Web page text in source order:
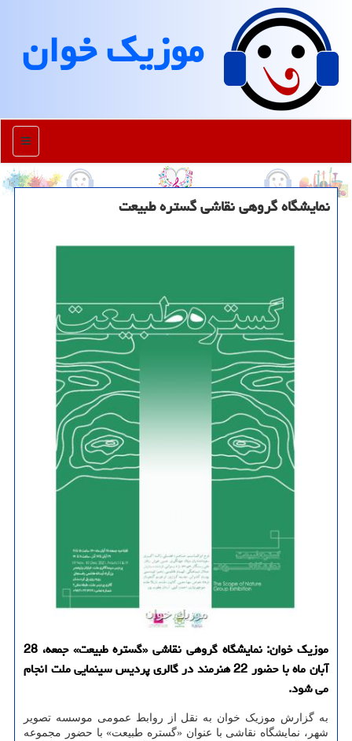
موزیك خوان
منو
نمایشگاه گروهی نقاشی گستره طبیعت
موزیک خوان: نمایشگاه گروهی نقاشی «گستره طبیعت» جمعه، 28
آبان ماه با حضور 22 هنرمند در گالری پردیس سینمایی ملت انجام
می شود.
به گزارش موزیک خوان به نقل از روابط عمومی موسسه تصویر
شهر، نمایشگاه نقاشی با عنوان «گستره طبیعت» با حضور مجموعه